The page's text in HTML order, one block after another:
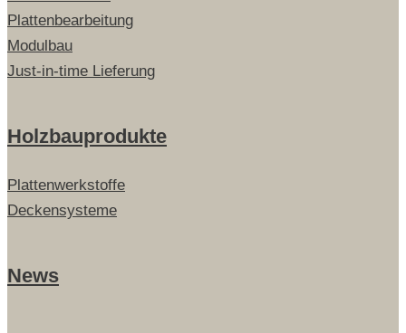
Plattenbearbeitung
Modulbau
Just-in-time Lieferung
Holzbauprodukte
Plattenwerkstoffe
Deckensysteme
News